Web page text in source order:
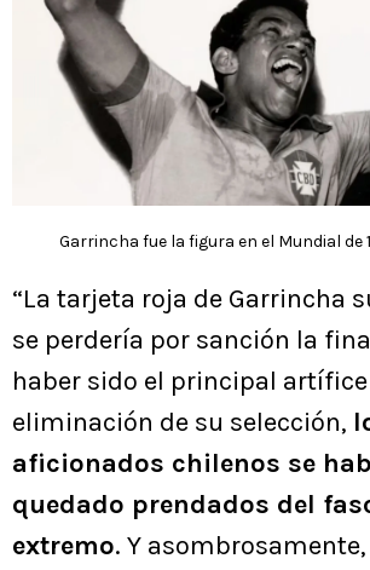
Garrincha fue la figura en el Mundial de
“La tarjeta roja de Garrincha
se perdería por sanción la
haber sido el principal artífice
eliminación de su selección,
aficionados chilenos se
quedado prendados del
extremo. Y asombrosamente,